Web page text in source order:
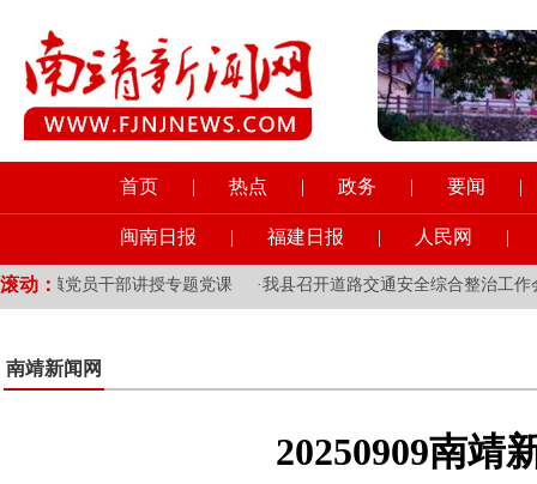
首页 | 热点 | 政务 | 要闻 |
闽南日报 | 福建日报 | 人民网 |
滚动：
镇党员干部讲授专题党课 · 我县召开道路交通安全综合整治工作会
南靖新闻网
20250909南靖